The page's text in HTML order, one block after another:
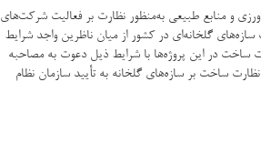
و منابع طبیعی به‌منظور نظارت بر فعالیت شرکت‌های
گلخانه‌ای در کشور از میان ناظرین واجد شرایط
در این پروژه‌ها با شرایط ذیل دعوت به مصاحبه
ساخت بر سازه‌های گلخانه به تأیید سازمان نظام